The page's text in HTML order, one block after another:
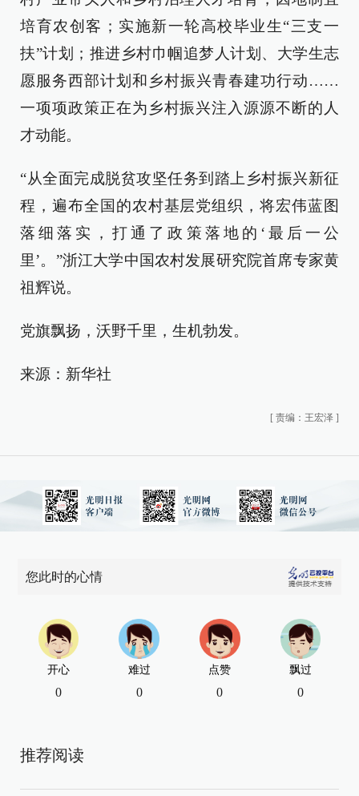
培育农创客；实施新一轮高校毕业生“三支一
扶”计划；推进乡村巾帼追梦人计划、大学生志
愿服务西部计划和乡村振兴青春建功行动……
一项项政策正在为乡村振兴注入源源不断的人
才动能。
“从全面完成脱贫攻坚任务到踏上乡村振兴新征
程，遍布全国的农村基层党组织，将宏伟蓝图
落细落实，打通了政策落地的‘最后一公
里’。”浙江大学中国农村发展研究院首席专家黄
祖辉说。
党旗飘扬，沃野千里，生机勃发。
来源：新华社
[ 责编：王宏泽 ]
您此时的心情
开心
0
难过
0
点赞
0
飘过
0
推荐阅读